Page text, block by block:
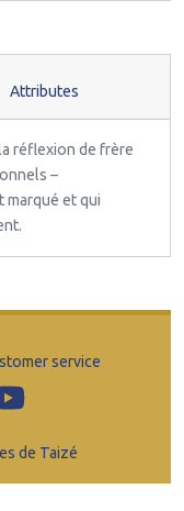
Attributes
réflexion de frère
–
marqué et qui
service
de Taizé